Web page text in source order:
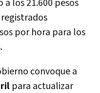
los 21.600 pesos
por hora para los
convoque a
para actualizar